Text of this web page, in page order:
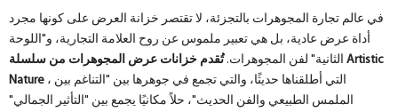
في عالم تجارة المجوهرات بالتجزئة، لا تقتصر خزانة العرض على كونها مجرد
أداة عرض عادية، بل هي تعبير ملموس عن روح العلامة التجارية، و"اللوحة
الثانية" لفن المجوهرات.تُقدم خزانات عرض المجوهرات من سلسلة Artistic
Nature ، التي أطلقناها حديثًا، والتي تجمع في جوهرها بين "التناغم بين
الملمس الطبيعي والفن الحديث"، حلاً مكانيًا يجمع بين "التأثير الجمالي"